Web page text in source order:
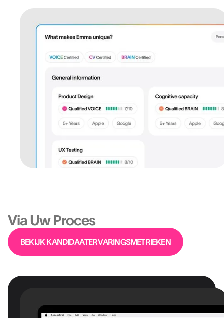
Via Uw Proces
BEKIJK KANDIDAATERVARINGSMETRIEKEN